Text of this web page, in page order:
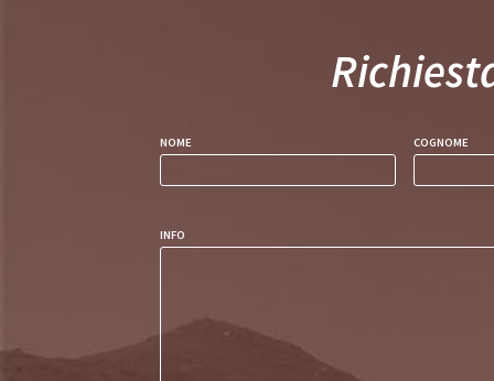
NOME COGNOME
INFO